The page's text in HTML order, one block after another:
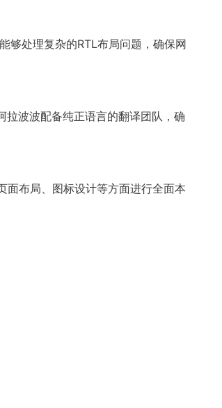
够处理复杂的RTL布局问题，确保网
拉波波配备纯正语言的翻译团队，确
面布局、图标设计等方面进行全面本